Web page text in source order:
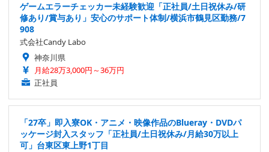
ゲームエラーチェッカー未経験歓迎「正社員/土日祝休み/研
修あり/賞与あり」安心のサポート体制/横浜市鶴見区勤務/7
908
式会社Candy Labo
神奈川県
月給28万3,000円～36万円
正社員
「27卒」即入寮OK・アニメ・映像作品のBlueray・DVDパ
ッケージ封入スタッフ「正社員/土日祝休み/月給30万以上
可」台東区東上野1丁目